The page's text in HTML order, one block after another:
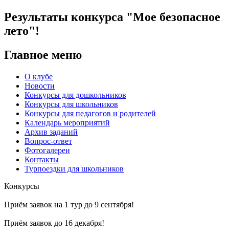
Результаты конкурса "Мое безопасное
лето"!
Главное меню
О клубе
Новости
Конкурсы для дошкольников
Конкурсы для школьников
Конкурсы для педагогов и родителей
Календарь мероприятий
Архив заданий
Вопрос-ответ
Фотогалереи
Контакты
Турпоездки для школьников
Конкурсы
Приём заявок на 1 тур до 9 сентября!
Приём заявок до 16 декабря!